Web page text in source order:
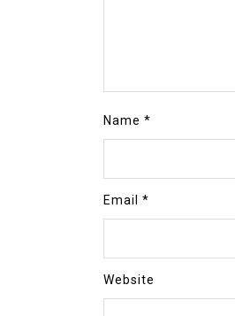
Name *
Email *
Website